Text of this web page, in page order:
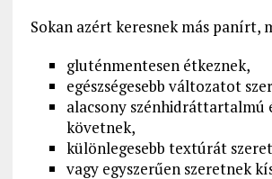
Sokan azért keresnek más panírt,
gluténmentesen étkeznek,
egészségesebb változatot
alacsony szénhidráttartalmú
követnek,
különlegesebb textúrát
vagy egyszerűen szeretnek